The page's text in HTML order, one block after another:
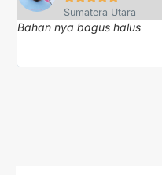
Sumatera Utara
Bahan nya bagus halus